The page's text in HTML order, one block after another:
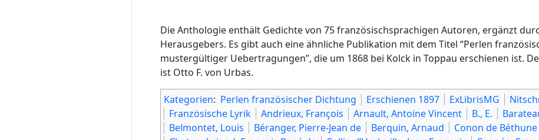
Die Anthologie enthält Gedichte von 75 französischsprachigen Autoren, ergänzt
Herausgebers. Es gibt auch eine ähnliche Publikation mit dem Titel “Perlen
mustergültiger Uebertragungen”, die um 1868 bei Kolck in Toppau erschienen ist.
ist Otto F. von Urbas.
Kategorien: Perlen französischer Dichtung Erschienen 1897 ExLibrisMG
Französische Lyrik
Andrieux, François Arnault, Antoine Vincent B., E.
Belmontet, Louis
Béranger, Pierre-Jean de Berquin, Arnaud Conon de Béthune